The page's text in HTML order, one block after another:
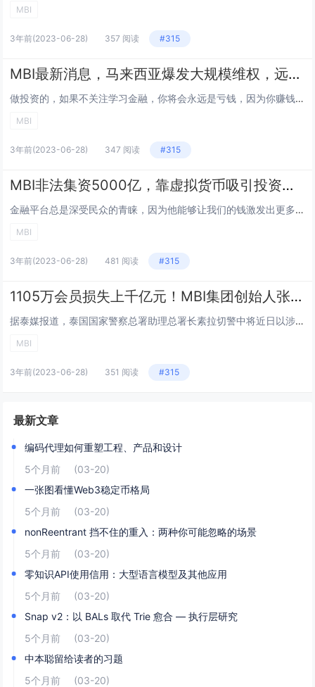
MBI
3年前(2023-06-28) 357 阅读 #315
MBI最新消息，马来西亚爆发大规模维权，远离传销！
做投资的，如果不关注学习金融，你将会永远是亏钱，因为你赚钱的速度很难赶上资本运作的速度。大家好我是大春，对各种金融投资项目从事多年，希望我的分享能对你投资起到帮助。 据外媒报道， MBI集团总裁 张誉发，日前在泰...
MBI
3年前(2023-06-28) 347 阅读 #315
MBI非法集资5000亿，靠虚拟货币吸引投资者，至今未找到创始人
金融平台总是深受民众的青睐，因为他能够让我们的钱激发出更多的活力，创造出更多的价值。但是并不是所有的金融平台都是正规的，有一些金融平台它本身就是不法分子获取利益的途径，现如今又有一大金融平台倒下了，这就是 MBI，他们非法集资5...
MBI
3年前(2023-06-28) 481 阅读 #315
1105万会员损失上千亿元！MBI集团创始人张誉发于今日移交中国受审
据泰媒报道，泰国国家警察总署助理总署长素拉切警中将近日以涉嫌洗黑钱罪名，逮捕了MBI集团创始人张誉发（或称“小张”）。 据悉，52岁的马来西亚人张誉发在靠近泰马边境的宋卡...
MBI
3年前(2023-06-28) 351 阅读 #315
最新文章
编码代理如何重塑工程、产品和设计
5个月前
(03-20)
一张图看懂Web3稳定币格局
5个月前
(03-20)
nonReentrant 挡不住的重入：两种你可能忽略的场景
5个月前
(03-20)
零知识API使用信用：大型语言模型及其他应用
5个月前
(03-20)
Snap v2：以 BALs 取代 Trie 愈合 — 执行层研究
5个月前
(03-20)
中本聪留给读者的习题
5个月前
(03-20)